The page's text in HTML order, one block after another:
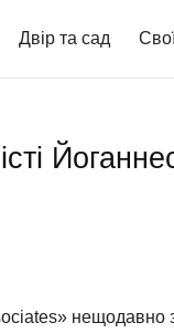
Двір та сад